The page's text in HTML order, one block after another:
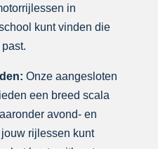
in
kunt vinden die
Onze aangesloten
een breed scala
avond- en
rijlessen kunt